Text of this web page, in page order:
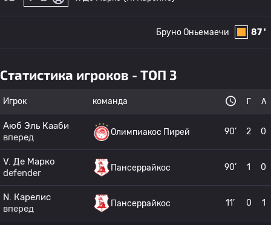
87 '
Бруно Оньемаечи
Статистика игроков - ТОП 3
Игрок команда Г А
Аюб Эль Кааби
вперед
Олимпиакос Пирей 90’ 2 0
V. Де Марко
defender
Пансеррайкос 90’ 1 0
N. Карелис
вперед
Пансеррайкос 11’ 0 1